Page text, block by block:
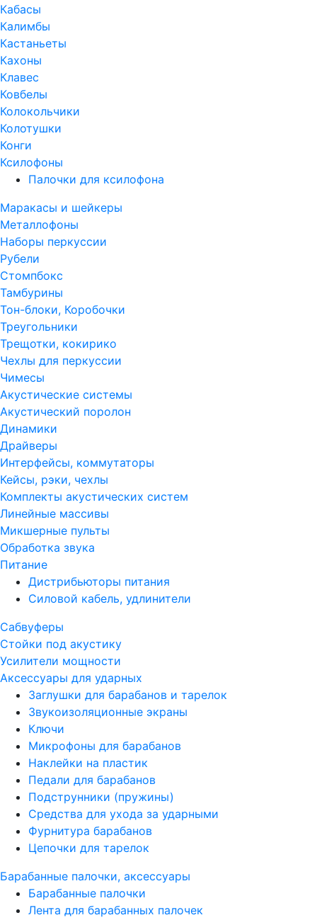
Кабасы
Калимбы
Кастаньеты
Кахоны
Клавес
Ковбелы
Колокольчики
Колотушки
Конги
Ксилофоны
Палочки для ксилофона
Маракасы и шейкеры
Металлофоны
Наборы перкуссии
Рубели
Стомпбокс
Тамбурины
Тон-блоки, Коробочки
Треугольники
Трещотки, кокирико
Чехлы для перкуссии
Чимесы
Акустические системы
Акустический поролон
Динамики
Драйверы
Интерфейсы, коммутаторы
Кейсы, рэки, чехлы
Комплекты акустических систем
Линейные массивы
Микшерные пульты
Обработка звука
Питание
Дистрибьюторы питания
Силовой кабель, удлинители
Сабвуферы
Стойки под акустику
Усилители мощности
Аксессуары для ударных
Заглушки для барабанов и тарелок
Звукоизоляционные экраны
Ключи
Микрофоны для барабанов
Наклейки на пластик
Педали для барабанов
Подструнники (пружины)
Средства для ухода за ударными
Фурнитура барабанов
Цепочки для тарелок
Барабанные палочки, аксессуары
Барабанные палочки
Лента для барабанных палочек